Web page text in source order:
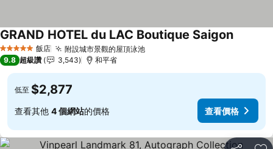
5 星級 飯店 附設城市景觀的屋頂泳池查看價格
GRAND HOTEL du LAC Boutique Saigon查看價格
9.8 超級讚 3,543 和平省
低至 $2,877
查看其他 4 個網站的價格 查看價格